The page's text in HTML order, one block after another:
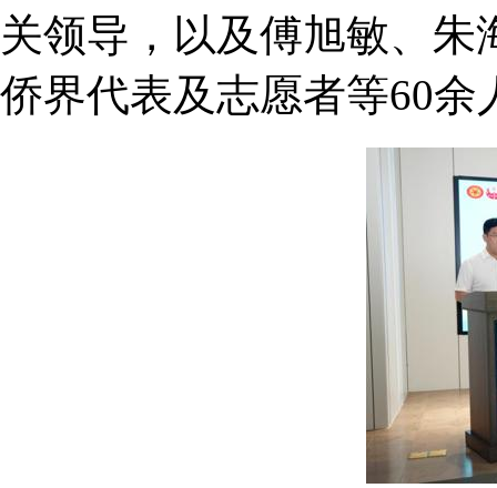
关领导，以及傅旭敏、
侨界代表及志愿者等60余